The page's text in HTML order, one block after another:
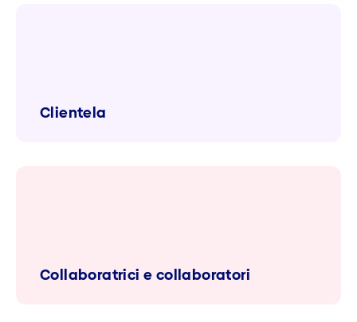
Clientela
Collaboratrici e collaboratori